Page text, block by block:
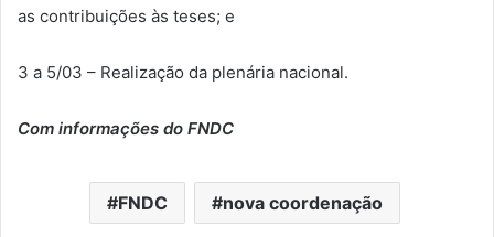
as contribuições às teses; e
3 a 5/03 – Realização da plenária nacional.
Com informações do FNDC
FNDC nova coordenação